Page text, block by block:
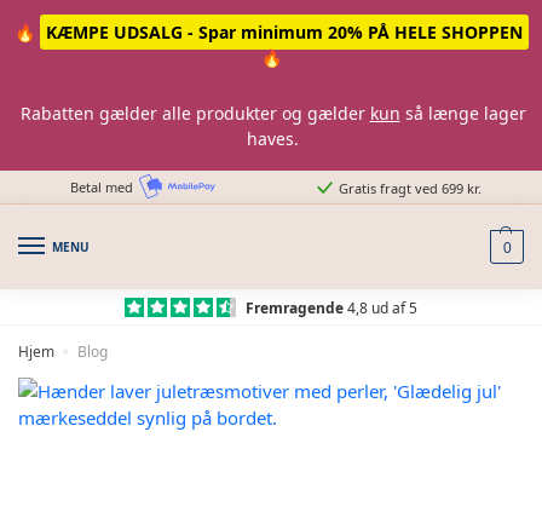
🔥
KÆMPE UDSALG - Spar minimum 20% PÅ HELE SHOPPEN
🔥
Rabatten gælder alle produkter og gælder kun så længe lager
haves.
Betal med Gratis fragt ved 699 kr.
MENU 0
Fremragende4,8 ud af 5
Hjem » Blog